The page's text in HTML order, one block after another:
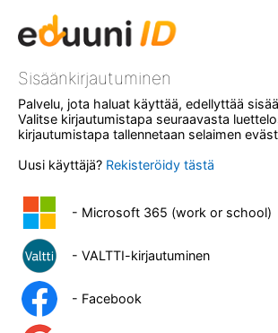
Sisäänkirjautuminen
Palvelu, jota haluat käyttää, edellyttää
Valitse kirjautumistapa seuraavasta
kirjautumistapa tallennetaan selaimen
Uusi käyttäjä? Rekisteröidy tästä
- Microsoft 365 (work or school)
- VALTTI-kirjautuminen
- Facebook